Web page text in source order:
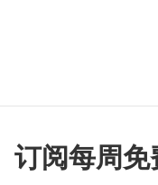
订阅每周